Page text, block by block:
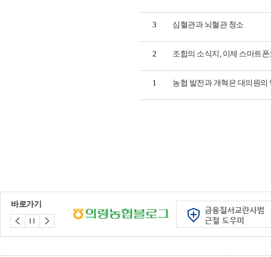
3 심혈관과 뇌혈관 청소
2 조합의 소식지, 이제 스마트
1 농협 발전과 개혁은 대의원
바로가기